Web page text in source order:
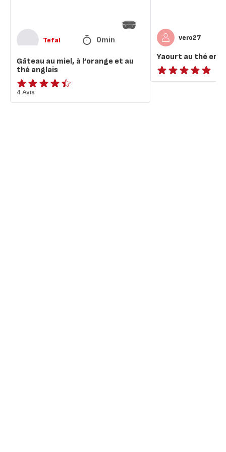
Tefal 0min
Gâteau au miel, à l’orange et au
thé anglais
ratings.4.4
4 Avis
vero27
Yaourt au thé en
ratings.NaN